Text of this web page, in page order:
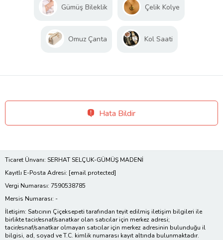
Gümüş Bileklik Çelik Kolye
Omuz Çanta Kol Saati
Hata Bildir
Ticaret Ünvanı: SERHAT SELÇUK-GÜMÜŞ MADENİ
Kayıtlı E-Posta Adresi: [email protected]
Vergi Numarası: 7590538785
Mersis Numarası: -
İletişim: Satıcının Çiçeksepeti tarafından teyit edilmiş iletişim bilgileri ile
birlikte tacir/esnaf/sanatkar olan satıcılar için merkez adresi;
tacir/esnaf/sanatkar olmayan satıcılar için merkez adresinin bulunduğu il
bilgisi, ad, soyad ve T.C. kimlik numarası kayıt altında bulunmaktadır.